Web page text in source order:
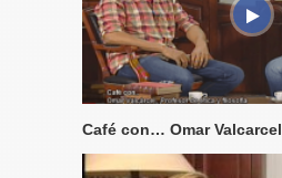
Café con… Omar Valcarcel